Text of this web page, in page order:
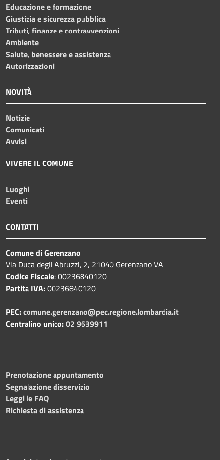
Educazione e formazione
Giustizia e sicurezza pubblica
Tributi, finanze e contravvenzioni
Ambiente
Salute, benessere e assistenza
Autorizzazioni
NOVITÀ
Notizie
Comunicati
Avvisi
VIVERE IL COMUNE
Luoghi
Eventi
CONTATTI
Comune di Gerenzano
Via Duca degli Abruzzi, 2, 21040 Gerenzano VA
Codice Fiscale:00236840120
Partita IVA:00236840120
PEC:comune.gerenzano@pec.regione.lombardia.it
Centralino unico:02 9639911
Prenotazione appuntamento
Segnalazione disservizio
Leggi le FAQ
Richiesta di assistenza